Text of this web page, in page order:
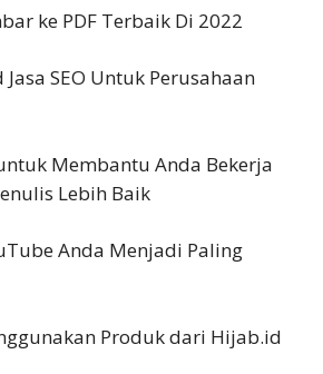
ke PDF Terbaik Di 2022
SEO Untuk Perusahaan
Membantu Anda Bekerja
Lebih Baik
Anda Menjadi Paling
Produk dari Hijab.id